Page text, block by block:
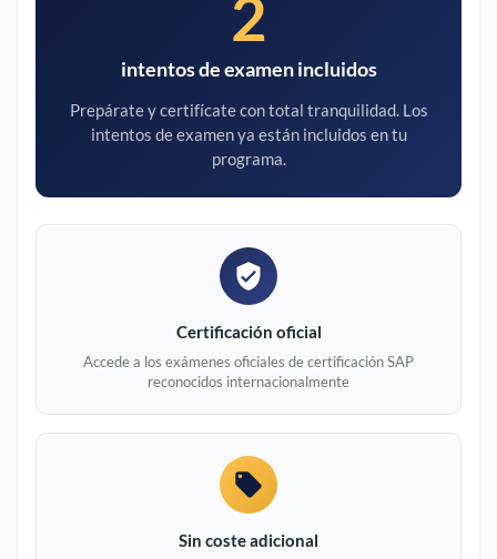
2
intentos de examen incluidos
Prepárate y certifícate con total tranquilidad. Los
intentos de examen ya están incluidos en tu
programa.
Certificación oficial
Accede a los exámenes oficiales de certificación SAP
reconocidos internacionalmente
Sin coste adicional